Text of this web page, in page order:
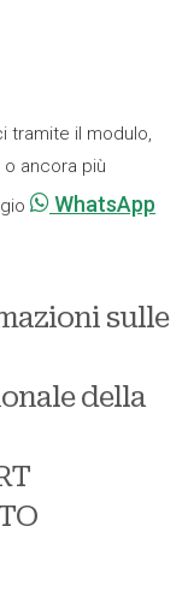
tramite il modulo,
ancora più
WhatsApp
sulle
della